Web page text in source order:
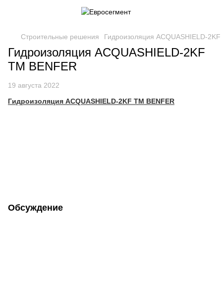
Строительные решения Гидроизоляция ACQUASHIELD-
Гидроизоляция ACQUASHIELD-2KF
TM BENFER
19 августа 2022
Гидроизоляция ACQUASHIELD-2KF TM BENFER
Обсуждение